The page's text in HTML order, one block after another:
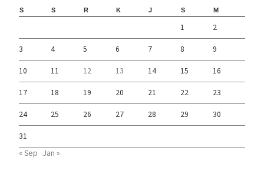
S S R K J S M
1 2
3 4 5 6 7 8 9
10 11 12 13 14 15 16
17 18 19 20 21 22 23
24 25 26 27 28 29 30
31
« Sep Jan »